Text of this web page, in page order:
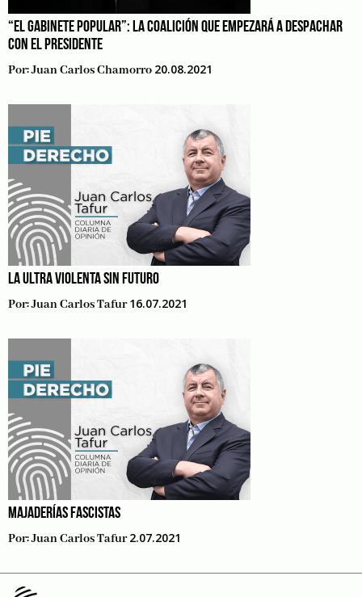
“EL GABINETE POPULAR”: LA COALICIÓN QUE EMPEZARÁ A DESPACHAR
CON EL PRESIDENTE
Por:Juan Carlos Chamorro 20.08.2021
LA ULTRA VIOLENTA SIN FUTURO
Por:Juan Carlos Tafur 16.07.2021
MAJADERÍAS FASCISTAS
Por:Juan Carlos Tafur 2.07.2021